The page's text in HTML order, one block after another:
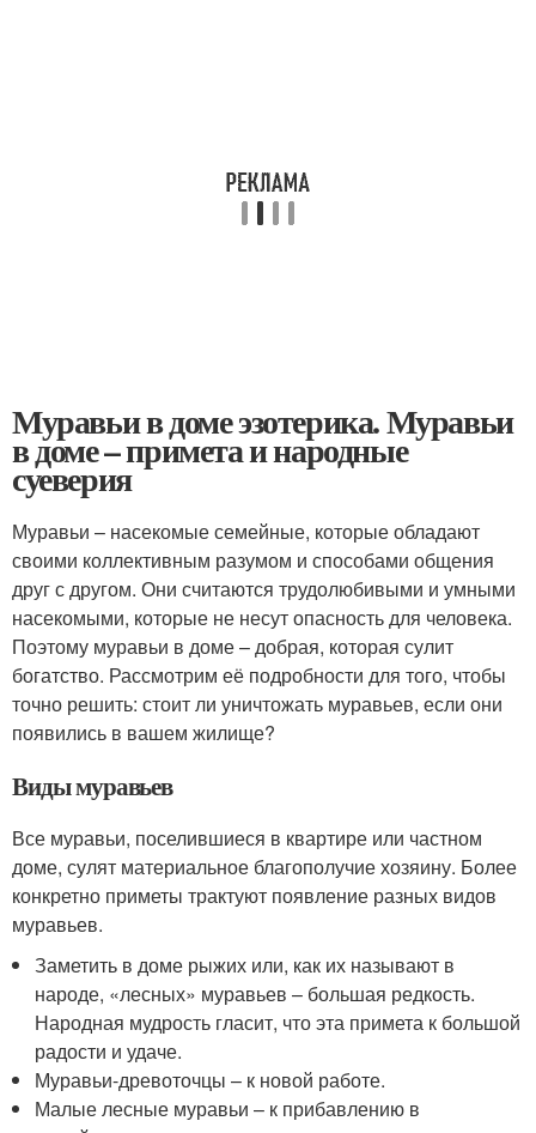
Муравьи в доме эзотерика. Муравьи
в доме – примета и народные
суеверия
Муравьи – насекомые семейные, которые обладают
своими коллективным разумом и способами общения
друг с другом. Они считаются трудолюбивыми и умными
насекомыми, которые не несут опасность для человека.
Поэтому муравьи в доме – добрая, которая сулит
богатство. Рассмотрим её подробности для того, чтобы
точно решить: стоит ли уничтожать муравьев, если они
появились в вашем жилище?
Виды муравьев
Все муравьи, поселившиеся в квартире или частном
доме, сулят материальное благополучие хозяину. Более
конкретно приметы трактуют появление разных видов
муравьев.
Заметить в доме рыжих или, как их называют в
народе, «лесных» муравьев – большая редкость.
Народная мудрость гласит, что эта примета к большой
радости и удаче.
Муравьи-древоточцы – к новой работе.
Малые лесные муравьи – к прибавлению в